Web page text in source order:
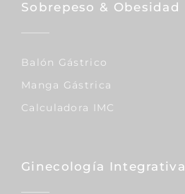
Sobrepeso & Obesidad
Balón Gástrico
Manga Gástrica
Calculadora IMC
Ginecología Integrativa